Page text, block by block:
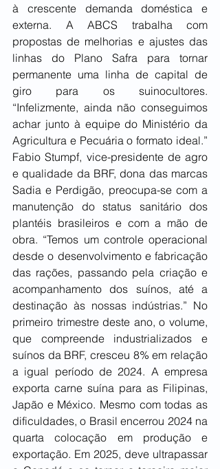
à crescente demanda doméstica e
externa. A ABCS trabalha com
propostas de melhorias e ajustes das
linhas do Plano Safra para tornar
permanente uma linha de capital de
giro para os suinocultores.
“Infelizmente, ainda não conseguimos
achar junto à equipe do Ministério da
Agricultura e Pecuária o formato ideal.”
Fabio Stumpf, vice-presidente de agro
e qualidade da BRF, dona das marcas
Sadia e Perdigão, preocupa-se com a
manutenção do status sanitário dos
plantéis brasileiros e com a mão de
obra. “Temos um controle operacional
desde o desenvolvimento e fabricação
das rações, passando pela criação e
acompanhamento dos suínos, até a
destinação às nossas indústrias.” No
primeiro trimestre deste ano, o volume,
que compreende industrializados e
suínos da BRF, cresceu 8% em relação
a igual período de 2024. A empresa
exporta carne suína para as Filipinas,
Japão e México. Mesmo com todas as
dificuldades, o Brasil encerrou 2024 na
quarta colocação em produção e
exportação. Em 2025, deve ultrapassar